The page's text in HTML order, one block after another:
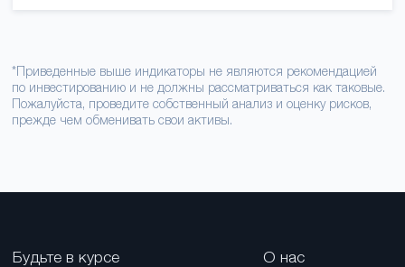
*Приведенные выше индикаторы не являются рекомендацией
по инвестированию и не должны рассматриваться как таковые.
Пожалуйста, проведите собственный анализ и оценку рисков,
прежде чем обменивать свои активы.
Будьте в курсе О нас